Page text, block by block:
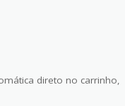
direto no carrinho,